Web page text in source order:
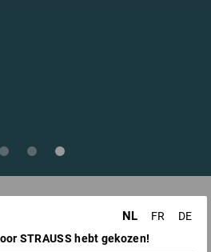
NL FR
DE
STRAUSS hebt gekozen!